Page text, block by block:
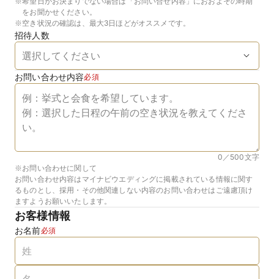
をお聞かせください。
※空き状況の確認は、最大3日ほどがオススメです。
招待人数
お問い合わせ内容必須
0／500文字
※お問い合わせに関して
お問い合わせ内容はマイナビウエディングに掲載されている情報に関す
るものとし、採用・その他関連しない内容のお問い合わせはご遠慮頂け
ますようお願いいたします。
お客様情報
お名前必須